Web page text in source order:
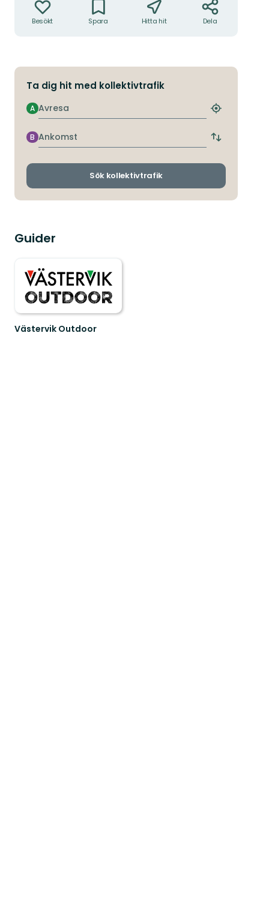
Besökt Spara Hitta hit Dela
Ta dig hit med kollektivtrafik
Avresa
A
Hitta
hållplats
Ankomst
B
Byt
och
Sök kollektivtrafik
Guider
Västervik Outdoor